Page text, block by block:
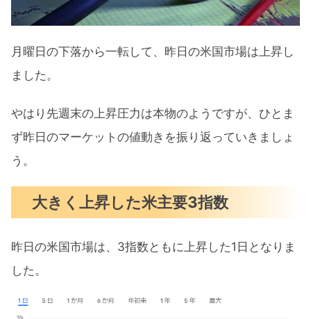
アップルが米産半導体へシフト
リーチ
馬
まとめ
月曜日の下落から一転して、昨日の米国市場は上昇し
ました。
やはり先週末の上昇圧力は本物のようですが、ひとま
ず昨日のマーケットの値動きを振り返っていきましょ
う。
大きく上昇した米主要3指数
昨日の米国市場は、3指数ともに上昇した1日となりま
した。